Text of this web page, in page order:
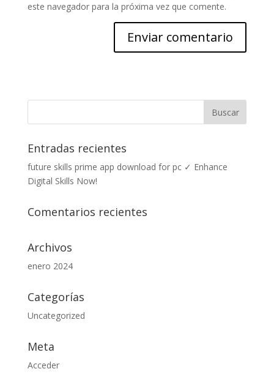
este navegador para la próxima vez que comente.
Entradas recientes
future skills prime app download for pc ✓ Enhance
Digital Skills Now!
Comentarios recientes
Archivos
enero 2024
Categorías
Uncategorized
Meta
Acceder